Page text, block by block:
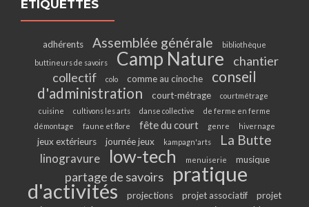
ÉTIQUETTES
adhérents Assemblée générale
bibliothèque
buttineurs de savoirs
Camp Nature
chantier
collectif
colo comme au cinoche
conseil
d'administration
court-métrage
courtmétrage
cuisine
cultivons les arts danse collective
de ferme en ferme
démontage
faune et flore fête du court genre hivernage
jeux extérieurs journée jeux kampagn'arts La Butte
linogravure low-tech menuiserie musique
partage de savoirs pratique
d'activités projections projet associatif
projet